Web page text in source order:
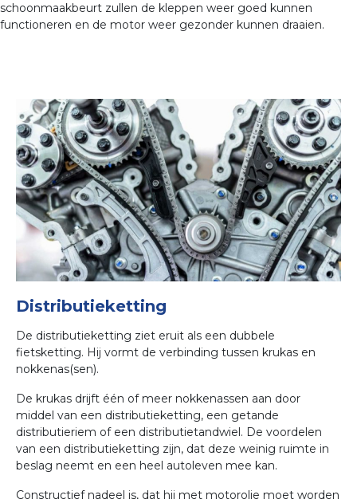
schoonmaakbeurt zullen de kleppen weer goed kunnen
functioneren en de motor weer gezonder kunnen draaien.
Distributieketting
De distributieketting ziet eruit als een dubbele
fietsketting. Hij vormt de verbinding tussen krukas en
nokkenas(sen).
De krukas drijft één of meer nokkenassen aan door
middel van een distributieketting, een getande
distributieriem of een distributietandwiel. De voordelen
van een distributieketting zijn, dat deze weinig ruimte in
beslag neemt en een heel autoleven mee kan.
Constructief nadeel is, dat hij met motorolie moet worden